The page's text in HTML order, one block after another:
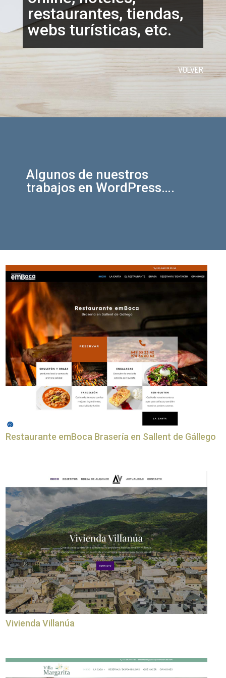
restaurantes, tiendas,
webs turísticas, etc.
VOLVER
Algunos de nuestros
trabajos en WordPress….
Restaurante emBoca Brasería en Sallent de Gállego
Vivienda Villanúa